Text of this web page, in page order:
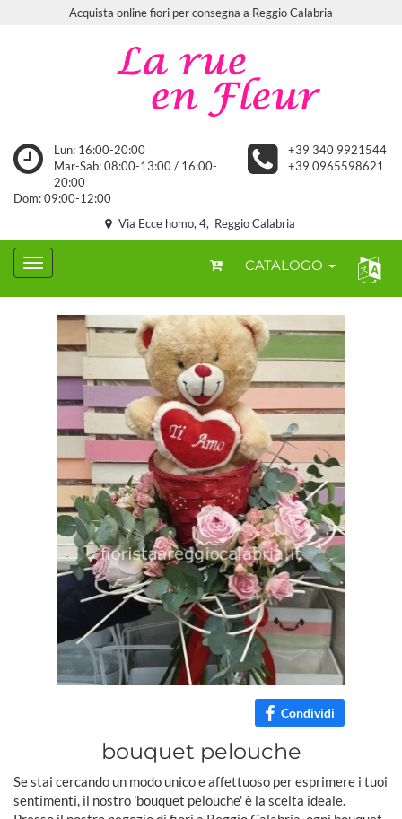
Acquista online fiori per consegna a Reggio Calabria
Lun: 16:00-20:00
Mar-Sab: 08:00-13:00 / 16:00-
20:00
Dom: 09:00-12:00
+39 340 9921544
+39 0965598621
Via Ecce homo, 4, Reggio Calabria
CATALOGO
Condividi
bouquet pelouche
Se stai cercando un modo unico e affettuoso per esprimere i tuoi
sentimenti, il nostro 'bouquet pelouche' è la scelta ideale.